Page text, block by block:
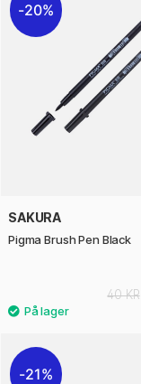
20%
SAKURA
Pigma Brush Pen Black
40 KR
21%